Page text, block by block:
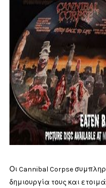
Οι Cannibal Corpse
δημιουργία τους και